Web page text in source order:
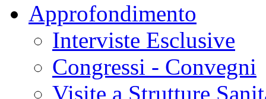
Approfondimento
Interviste Esclusive
Congressi - Convegni
Visite a Strutture